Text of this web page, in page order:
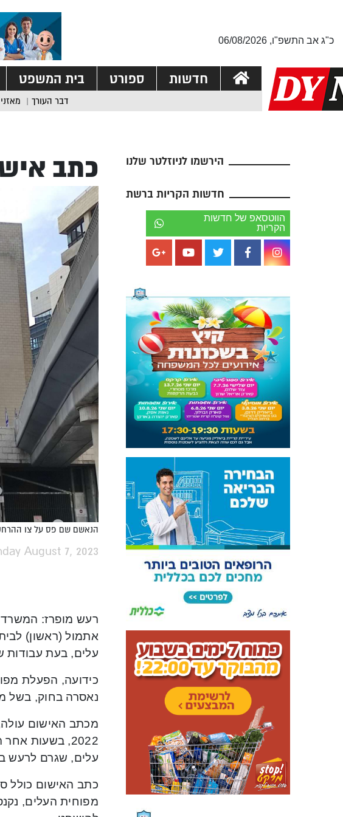
כ"ג אב התשפ"ו, 06/08/2026
חדשות ספורט בית המשפט
דבר העורך
הירשמו לניוזלטר שלנו
חדשות הקריות ברשת
הווטסאפ של חדשות
הקריות
כתב
הנאשם שם פס על צו
August 7, 2023
רעש מופרז:
אתמול (ראשון)
עלים, בעת עבודות
כידועה, הפעלת
נאסרה בחוק, בשל
מכתב האישום
2022, בשעות
עלים, שגרם לרעש
כתב האישום כולל